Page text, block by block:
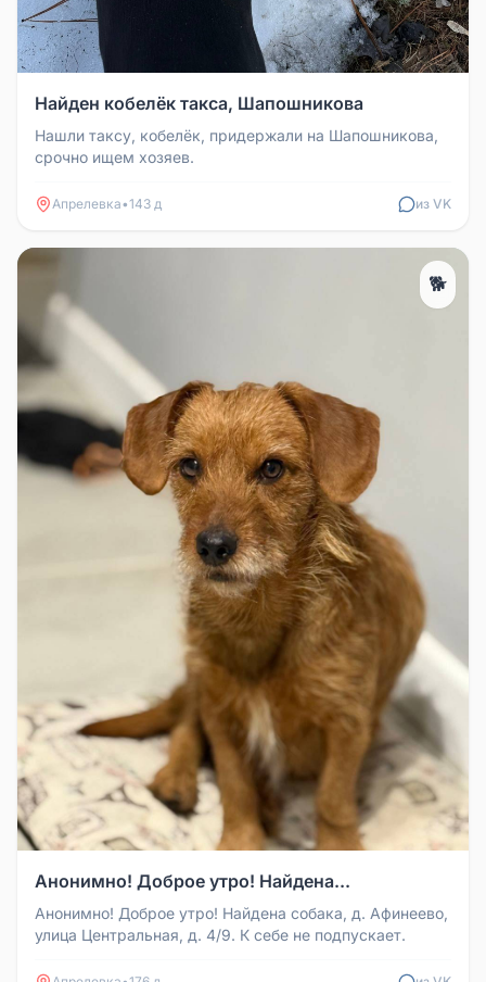
Найден кобелёк такса, Шапошникова
Нашли таксу, кобелёк, придержали на Шапошникова,
срочно ищем хозяев.
Апрелевка•143 д из VK
🐕
Анонимно! Доброе утро! Найдена...
Анонимно! Доброе утро! Найдена собака, д. Афинеево,
улица Центральная, д. 4/9. К себе не подпускает.